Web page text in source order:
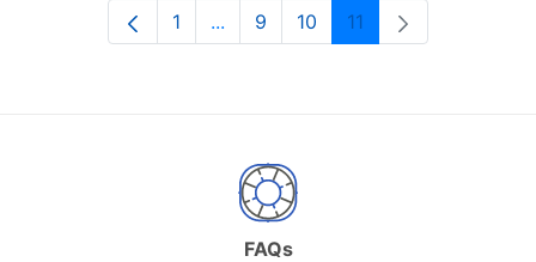
Página
1 ...Páginas intermedias Use TAB para
Página
9 Página
10 Página
11
FAQs